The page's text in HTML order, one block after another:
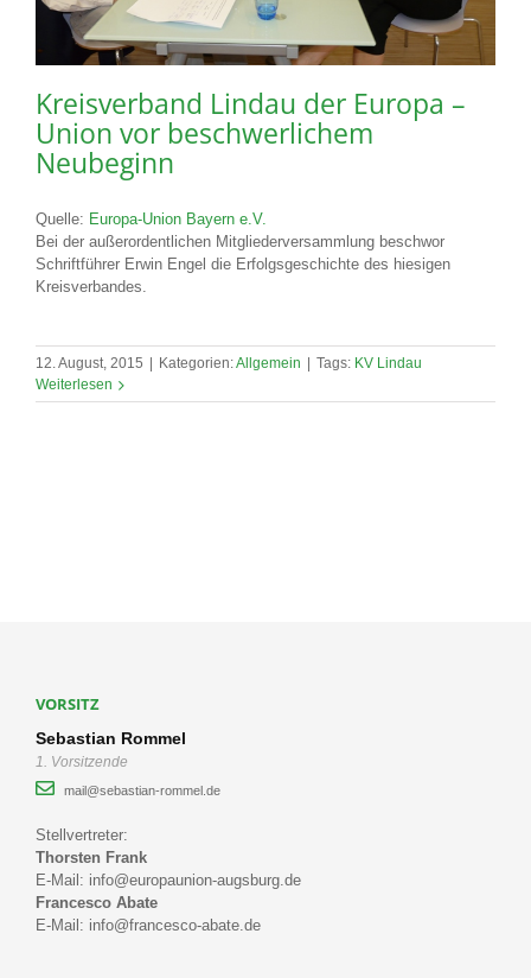
Kreisverband Lindau der Europa –
Union vor beschwerlichem
Neubeginn
Quelle: Europa-Union Bayern e.V.
Bei der außerordentlichen Mitgliederversammlung beschwor
Schriftführer Erwin Engel die Erfolgsgeschichte des hiesigen
Kreisverbandes.
12. August, 2015 Kategorien:Allgemein Tags: KV Lindau
Weiterlesen
VORSITZ
Sebastian Rommel
1. Vorsitzende
mail@sebastian-rommel.de
Stellvertreter:
Thorsten Frank
E-Mail: info@europaunion-augsburg.de
Francesco Abate
E-Mail: info@francesco-abate.de